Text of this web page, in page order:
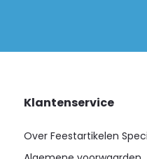
Klantenservice
Over Feestartikelen